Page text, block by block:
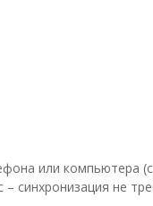
или компьютера
синхронизация не